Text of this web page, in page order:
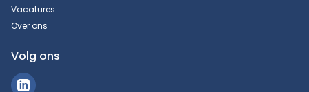
Vacatures
Over ons
Volg ons